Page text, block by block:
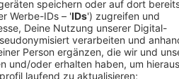
wie vor überschaubar. Aber
aussehen würden.
Dr. Silvia Lindenberg
Rehaklinik in Nümbrecht. Viele